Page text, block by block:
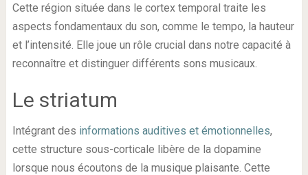
Cette région située dans le cortex temporal traite les
aspects fondamentaux du son, comme le tempo, la hauteur
et l’intensité. Elle joue un rôle crucial dans notre capacité à
reconnaître et distinguer différents sons musicaux.
Le striatum
Intégrant des informations auditives et émotionnelles,
cette structure sous-corticale libère de la dopamine
lorsque nous écoutons de la musique plaisante. Cette